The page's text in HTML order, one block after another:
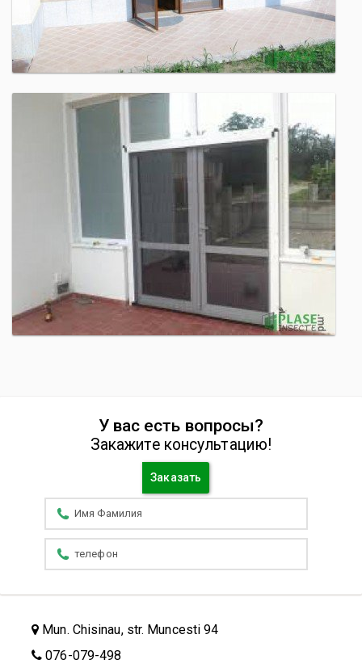
У вас есть вопросы?
Закажите консультацию!
Заказать
Mun. Chisinau, str. Muncesti 94
076-079-498